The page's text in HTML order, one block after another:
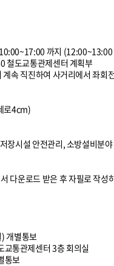
까지 (12:00~13:00
철도교통관제센터 계획부
속 직진하여 사거리에서 좌회
로4cm)
장시설 안전관리, 소방설비분
다운로드 받은 후 자필로 작성
개별통보
통관제센터 3층 회의실
통보